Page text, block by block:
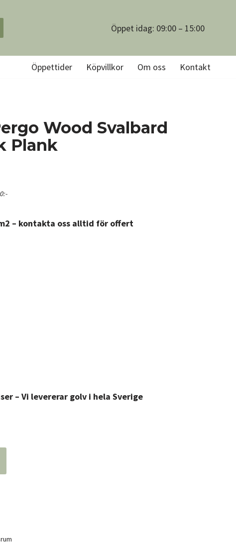
Öppet idag: 09:00 – 15:00
Öppettider Köpvillkor Om oss Kontakt
Wood Svalbard
Plank
:-
– kontakta oss alltid för offert
– Vi levererar golv i hela Sverige